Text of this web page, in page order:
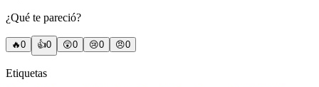
¿Qué te pareció?
🔥0 👍0 😲0 😢0 😠0
Etiquetas